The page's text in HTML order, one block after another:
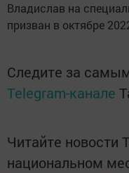
Владислав на
призван в октябре
Следите за
Telegram-канале
Читайте новости
национальном